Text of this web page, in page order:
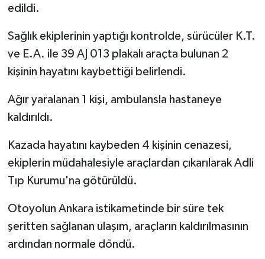
edildi.
Sağlık ekiplerinin yaptığı kontrolde, sürücüler K.T.
ve E.A. ile 39 AJ 013 plakalı araçta bulunan 2
kişinin hayatını kaybettiği belirlendi.
Ağır yaralanan 1 kişi, ambulansla hastaneye
kaldırıldı.
Kazada hayatını kaybeden 4 kişinin cenazesi,
ekiplerin müdahalesiyle araçlardan çıkarılarak Adli
Tıp Kurumu'na götürüldü.
Otoyolun Ankara istikametinde bir süre tek
şeritten sağlanan ulaşım, araçların kaldırılmasının
ardından normale döndü.
Burdur Müftülüğü
Bursa Müftülüğü
Çanakkale Müftülüğü
Çankırı Müftülüğü
Çorum Müftülüğü
Diyarbakır Müftülüğü
Ekonomi
Duyurular
Podcast
Bilim, Teknoloji
Biyografiler
İhtida Haberleri